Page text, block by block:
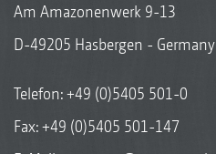
Am Amazonenwerk 9-13
D-49205 Hasbergen - Germany
Telefon:+49 (0)5405 501-0
Fax: +49 (0)5405 501-147